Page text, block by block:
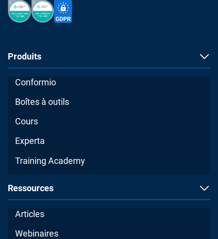
Produits
Conformio
Boîtes à outils
Cours
Experta
Training Academy
Ressources
Articles
Webinaires